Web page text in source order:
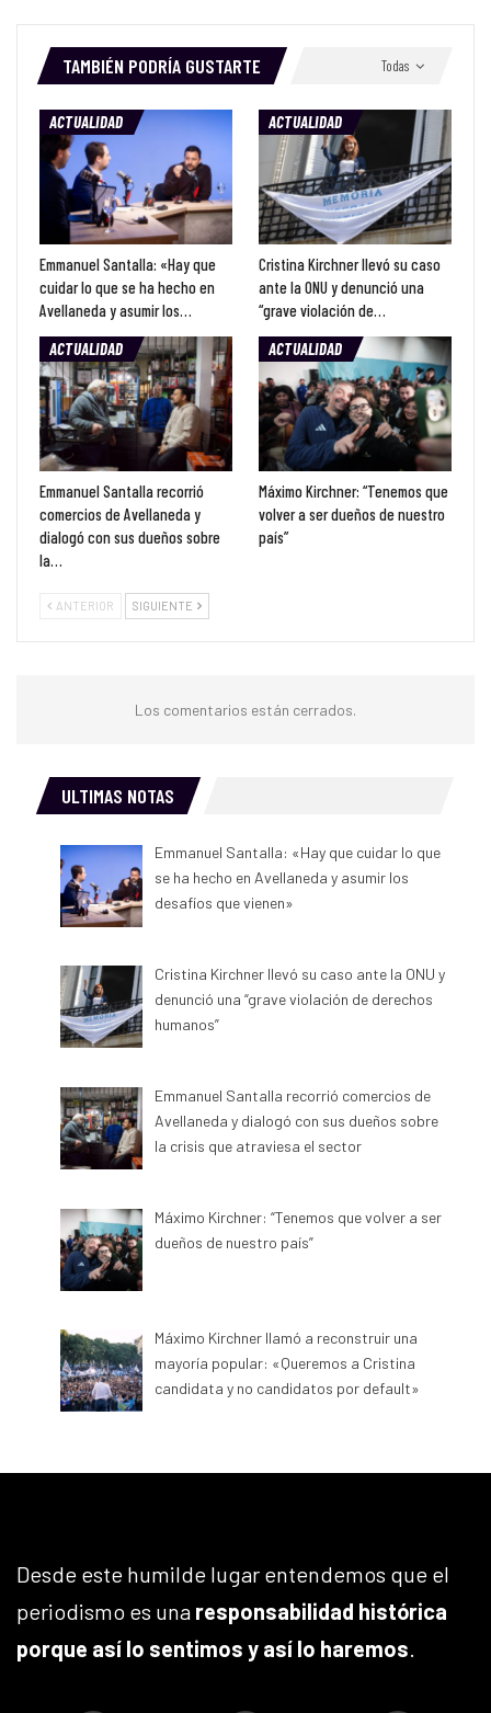
Todas
TAMBIÉN PODRÍA GUSTARTE
ACTUALIDAD
Emmanuel Santalla: «Hay que
cuidar lo que se ha hecho en
Avellaneda y asumir los…
ACTUALIDAD
Cristina Kirchner llevó su caso
ante la ONU y denunció una
“grave violación de…
ACTUALIDAD
Emmanuel Santalla recorrió
comercios de Avellaneda y
dialogó con sus dueños sobre
la…
ACTUALIDAD
Máximo Kirchner: “Tenemos que
volver a ser dueños de nuestro
país”
ANTERIOR SIGUIENTE
Los comentarios están cerrados.
ULTIMAS NOTAS
Emmanuel Santalla: «Hay que cuidar lo que
se ha hecho en Avellaneda y asumir los
desafíos que vienen»
Cristina Kirchner llevó su caso ante la ONU y
denunció una “grave violación de derechos
humanos”
Emmanuel Santalla recorrió comercios de
Avellaneda y dialogó con sus dueños sobre
la crisis que atraviesa el sector
Máximo Kirchner: “Tenemos que volver a ser
dueños de nuestro país”
Máximo Kirchner llamó a reconstruir una
mayoría popular: «Queremos a Cristina
candidata y no candidatos por default»
Desde este humilde lugar entendemos que el
periodismo es una responsabilidad histórica
porque así lo sentimos y así lo haremos.